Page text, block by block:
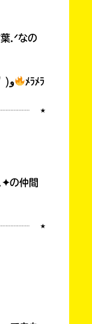
.ᐟなの
(わーーーーーーーーーー！)٩( 'ω' )و
ﾒﾗﾒﾗ
⋆
の仲間
⋆